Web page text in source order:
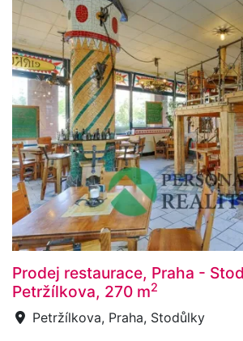
Prodej restaurace, Praha -
Petržílkova, 270 m2
Petržílkova, Praha, Stodůlky